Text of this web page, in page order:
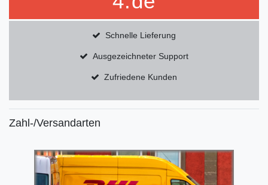
Schnelle Lieferung
Ausgezeichneter Support
Zufriedene Kunden
Zahl-/Versandarten